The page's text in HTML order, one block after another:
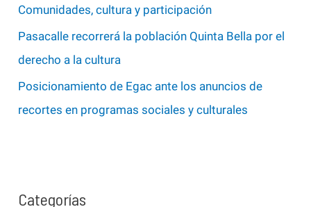
Comunidades, cultura y participación
Pasacalle recorrerá la población Quinta Bella por el
derecho a la cultura
Posicionamiento de Egac ante los anuncios de
recortes en programas sociales y culturales
Categorías